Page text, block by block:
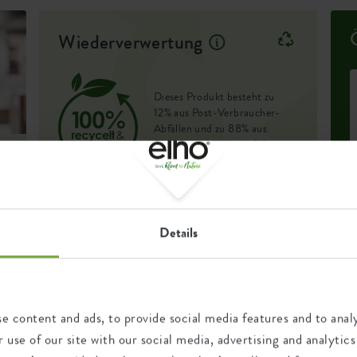
Details
content and ads, to provide social media features and to
of our site with our social media, advertising and
ist besonders
hast du lange Freude an
Wiederverwertung
Dieses Produkt besteht zu
12% aus Post-Verbraucher-
Abfällen und zu 88% aus
Post-industriellen Abfällen.
Jahre
UV-beständig
frostbeständig